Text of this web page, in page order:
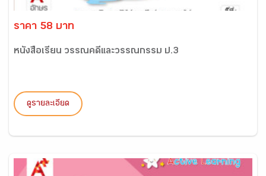
ราคา 58 บาท
หนังสือเรียน วรรณคดีและวรรณกรรม ป.3
ดูรายละเอียด